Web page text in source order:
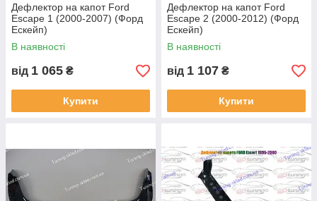
Дефлектор на капот Ford
Escape 1 (2000-2007) (Форд
Ескейп)
В наявності
від 1 065 ₴
Купити
Дефлектор на капот Ford
Escape 2 (2000-2012) (Форд
Ескейп)
В наявності
від 1 107 ₴
Купити